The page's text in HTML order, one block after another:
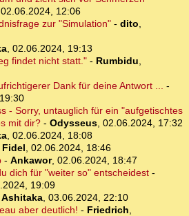
02.06.2024, 12:06
zur "Simulation"- dito,
, 02.06.2024, 19:13
findet nicht statt."- Rumbidu,
Dank für deine Antwort ... -
- Sorry, untauglich für ein "aufgetischtes
mit dir? - Odysseus, 02.06.2024, 17:32
, 02.06.2024, 18:08
Fidel, 02.06.2024, 18:46
- Ankawor, 02.06.2024, 18:47
dich für "weiter so" entscheidest-
19:09
Ashitaka, 03.06.2024, 22:10
aber deutlich! - Friedrich,